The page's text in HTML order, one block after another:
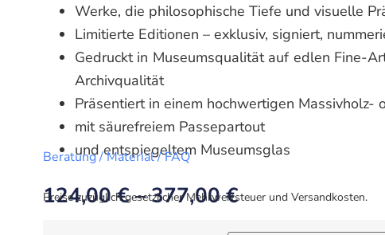
Werke, die philosophische Tiefe und visuelle
Limitierte Editionen – exklusiv, signiert,
Gedruckt in Museumsqualität auf edlen Fine-
Archivqualität
Präsentiert in einem hochwertigen Massivholz-
mit säurefreiem Passepartout
und entspiegeltem Museumsglas
Beratung / Material / FAQ
124,00€–377,00€
Preise zuzüglich gesetzlicher Mehrwertsteuer und Versandkosten.